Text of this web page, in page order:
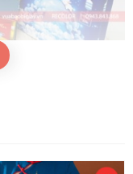
trung thu